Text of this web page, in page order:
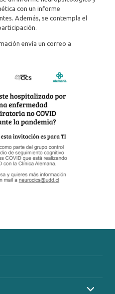
con un informe
Además, se contempla el
envía un correo a